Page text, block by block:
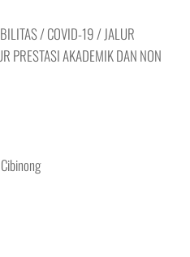
/ COVID-19 / JALUR
PRESTASI AKADEMIK DAN NON